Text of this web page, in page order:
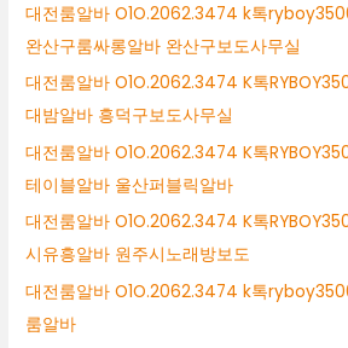
대전룸알바 O1O.2062.3474 k톡
완산구룸싸롱알바 완산구보도사무실
대전룸알바 O1O.2062.3474 K톡
대밤알바 흥덕구보도사무실
대전룸알바 O1O.2062.3474 K톡
테이블알바 울산퍼블릭알바
대전룸알바 O1O.2062.3474 K톡
시유흥알바 원주시노래방보도
대전룸알바 O1O.2062.3474 k톡
룸알바